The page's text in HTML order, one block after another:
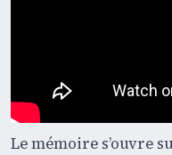
Le mémoire s’ouvre